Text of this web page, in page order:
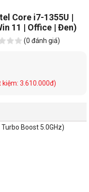
Core i7-1355U |
11 | Office | Đen)
(0 đánh giá)
kiệm: 3.610.000đ)
Boost 5.0GHz)